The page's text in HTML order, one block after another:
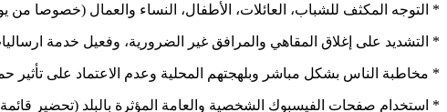
* التوجه المكثف للشباب، العائلات، الأطفال، النساء والعمال (خصوصا من
* التشديد على إغلاق المقاهي والمرافق غير الضرورية، وفعيل خدمة
* مخاطبة الناس بشكل مباشر وبلهجتهم المحلية وعدم الاعتماد على تأثير
* استخدام صفحات الفيسبوك الشخصية والعامة المؤثرة بالبلد (تحضير قائمة 20 صفحة شخصية، على الأقل، ومؤثرة والتواصل معهم لتجنيدهم لتعميم الرسائل).